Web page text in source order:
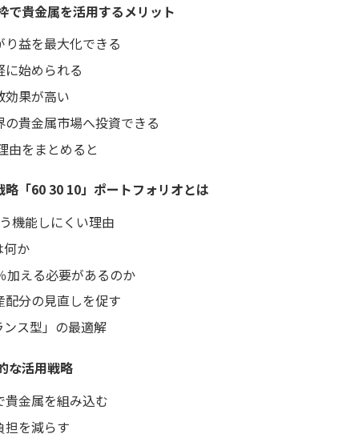
貴金属を活用するメリット
益を最大化できる
始められる
効果が高い
貴金属市場へ投資できる
由をまとめると
「60 30 10」ポートフォリオとは
機能しにくい理由
何か
加える必要があるのか
分の見直しを促す
ス型」の最適解
な活用戦略
貴金属を組み込む
担を減らす